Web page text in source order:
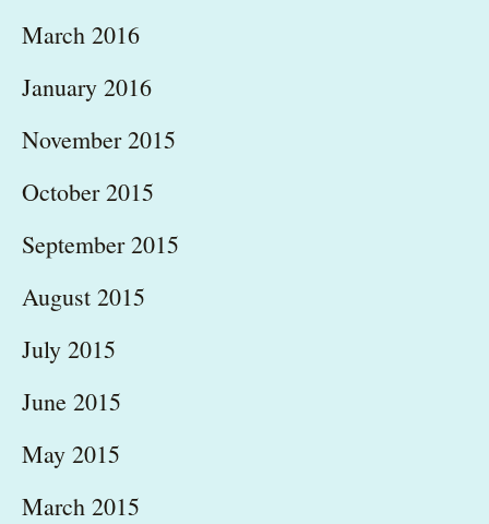
March 2016
January 2016
November 2015
October 2015
September 2015
August 2015
July 2015
June 2015
May 2015
March 2015